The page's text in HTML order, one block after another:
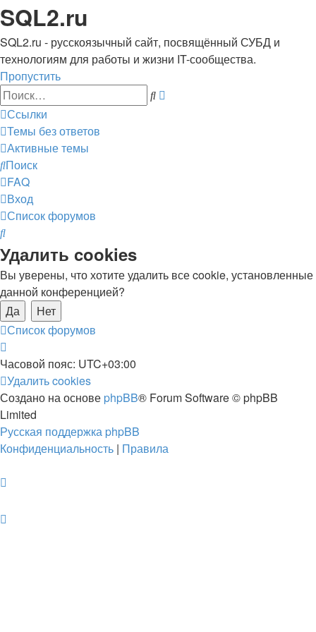
SQL2.ru
SQL2.ru - русскоязычный сайт, посвящённый СУБД и
технологиям для работы и жизни IT-сообщества.
Пропустить
Поиск
Ссылки
Темы без ответов
Активные темы
Поиск
FAQ
Вход
Список форумов
Поиск
Удалить cookies
Вы уверены, что хотите удалить все cookie, установленные
данной конференцией?
Список форумов
Часовой пояс: UTC+03:00
Удалить cookies
Создано на основе phpBB® Forum Software © phpBB
Limited
Русская поддержка phpBB
Конфиденциальность | Правила